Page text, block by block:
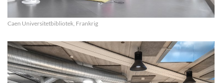
Caen Universitetbibliotek, Frankrig